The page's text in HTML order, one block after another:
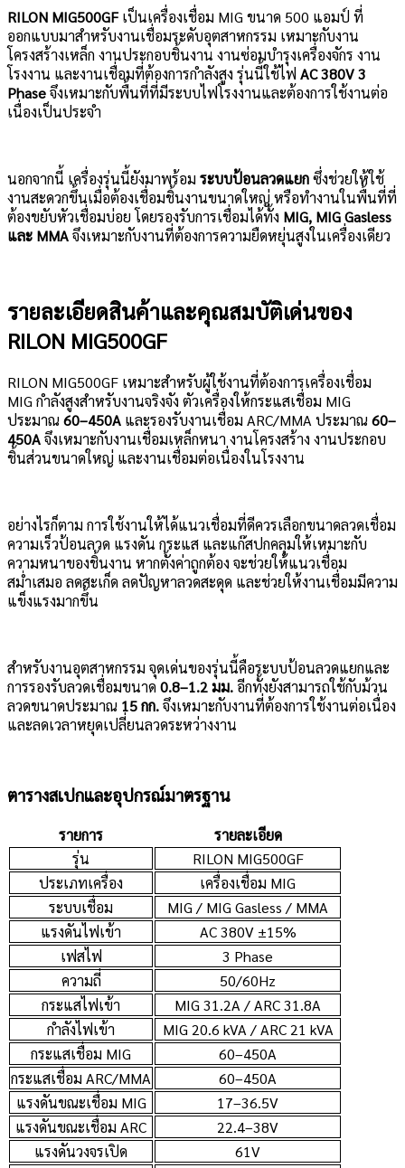
RILON MIG500GF เป็นเครื่องเชื่อม MIG ขนาด 500 แอมป์ ที่
ออกแบบมาสำหรับงานเชื่อมระดับอุตสาหกรรม เหมาะกับงาน
โครงสร้างเหล็ก งานประกอบชิ้นงาน งานซ่อมบำรุงเครื่องจักร งาน
โรงงาน และงานเชื่อมที่ต้องการกำลังสูง รุ่นนี้ใช้ไฟ AC 380V 3
Phaseจึงเหมาะกับพื้นที่ที่มีระบบไฟโรงงานและต้องการใช้งานต่อ
เนื่องเป็นประจำ
นอกจากนี้ เครื่องรุ่นนี้ยังมาพร้อม ระบบป้อนลวดแยกซึ่งช่วยให้ใช้
งานสะดวกขึ้นเมื่อต้องเชื่อมชิ้นงานขนาดใหญ่ หรือทำงานในพื้นที่ที่
ต้องขยับหัวเชื่อมบ่อย โดยรองรับการเชื่อมได้ทั้ง MIG, MIG Gasless
และ MMAจึงเหมาะกับงานที่ต้องการความยืดหยุ่นสูงในเครื่องเดียว
รายละเอียดสินค้าและคุณสมบัติเด่นของ
RILON MIG500GF
RILON MIG500GF เหมาะสำหรับผู้ใช้งานที่ต้องการเครื่องเชื่อม
MIG กำลังสูงสำหรับงานจริงจัง ตัวเครื่องให้กระแสเชื่อม MIG
ประมาณ 60–450A และรองรับงานเชื่อม ARC/MMA ประมาณ 60–
450Aจึงเหมาะกับงานเชื่อมเหล็กหนา งานโครงสร้าง งานประกอบ
ชิ้นส่วนขนาดใหญ่ และงานเชื่อมต่อเนื่องในโรงงาน
อย่างไรก็ตาม การใช้งานให้ได้แนวเชื่อมที่ดีควรเลือกขนาดลวดเชื่อม
ความเร็วป้อนลวด แรงดัน กระแส และแก๊สปกคลุมให้เหมาะกับ
ความหนาของชิ้นงาน หากตั้งค่าถูกต้อง จะช่วยให้แนวเชื่อม
สม่ำเสมอ ลดสะเก็ด ลดปัญหาลวดสะดุด และช่วยให้งานเชื่อมมีความ
แข็งแรงมากขึ้น
สำหรับงานอุตสาหกรรม จุดเด่นของรุ่นนี้คือระบบป้อนลวดแยกและ
การรองรับลวดเชื่อมขนาด0.8–1.2 มม.อีกทั้งยังสามารถใช้กับม้วน
ลวดขนาดประมาณ 15 กก.จึงเหมาะกับงานที่ต้องการใช้งานต่อเนื่อง
และลดเวลาหยุดเปลี่ยนลวดระหว่างงาน
ตารางสเปกและอุปกรณ์มาตรฐาน
รายการ
รายละเอียด
รุ่น
RILON MIG500GF
ประเภทเครื่อง
เครื่องเชื่อม MIG
ระบบเชื่อม
MIG / MIG Gasless / MMA
แรงดันไฟเข้า
AC 380V ±15%
เฟสไฟ
3 Phase
ความถี่
50/60Hz
กระแสไฟเข้า
MIG 31.2A / ARC 31.8A
กำลังไฟเข้า
MIG 20.6 kVA / ARC 21 kVA
กระแสเชื่อม MIG
60–450A
กระแสเชื่อม ARC/MMA
60–450A
แรงดันขณะเชื่อม MIG
17–36.5V
แรงดันขณะเชื่อม ARC
22.4–38V
แรงดันวงจรเปิด
61V